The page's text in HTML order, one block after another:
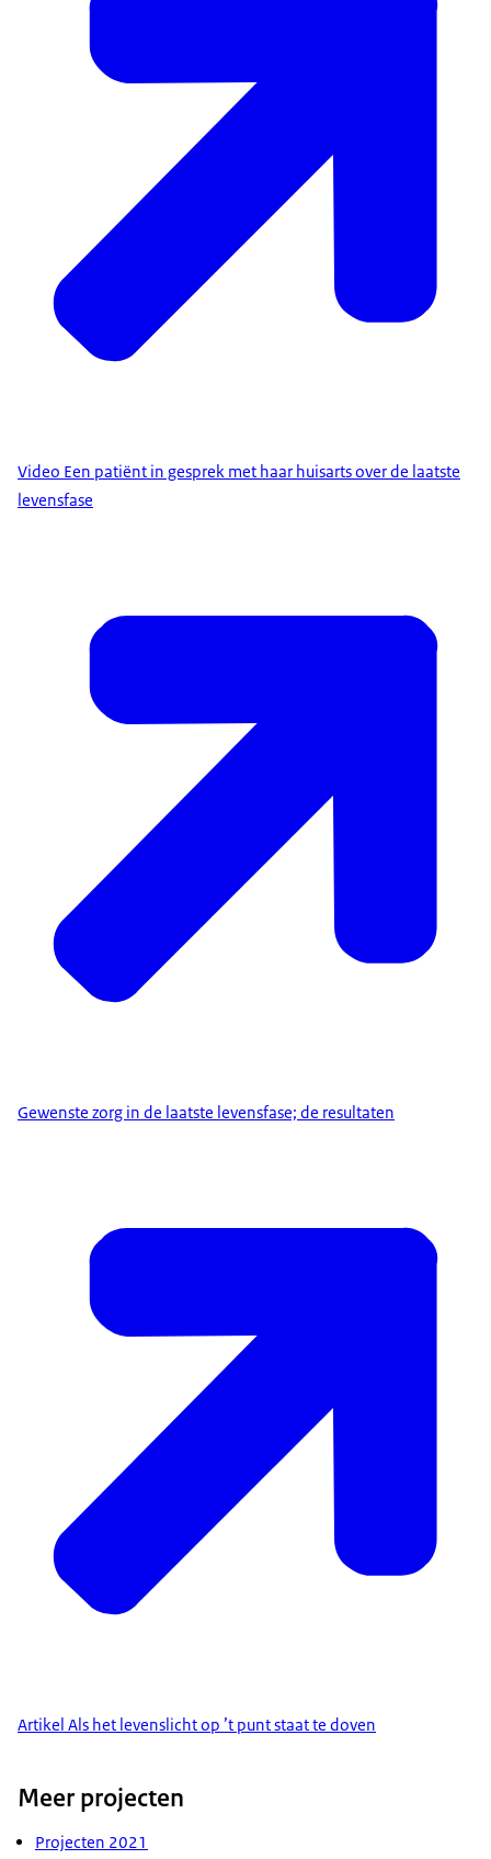
Video Een patiënt in gesprek met haar huisarts over de laatste
levensfase
Gewenste zorg in de laatste levensfase; de resultaten
Artikel Als het levenslicht op ’t punt staat te doven
Meer projecten
Projecten 2021